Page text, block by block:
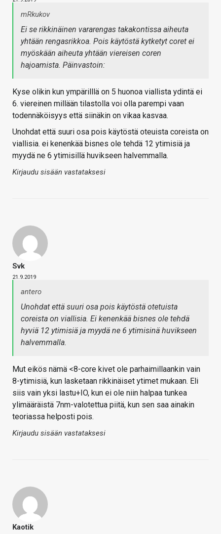
mRkukov
Ei se rikkinäinen vararengas takakontissa aiheuta
yhtään rengasrikkoa. Pois käytöstä kytketyt coret ei
myöskään aiheuta yhtään viereisen coren
hajoamista. Päinvastoin:
Kyse olikin kun ympärilllä on 5 huonoa viallista ydintä ei
6. viereinen millään tilastolla voi olla parempi vaan
todennäköisyys että siinäkin on vikaa kasvaa.
Unohdat että suuri osa pois käytöstä oteuista coreista on
viallisia. ei kenenkää bisnes ole tehdä 12 ytimisiä ja
myydä ne 6 ytimisillä huvikseen halvemmalla.
Kirjaudu sisään vastataksesi
Svk
21.9.2019
antero
Unohdat että suuri osa pois käytöstä otetuista
coreista on viallisia. Ei kenenkää bisnes ole tehdä
hyviä 12 ytimisiä ja myydä ne 6 ytimisinä huvikseen
halvemmalla.
Mut eikös nämä <8-core kivet ole parhaimillaankin vain
8-ytimisiä, kun lasketaan rikkinäiset ytimet mukaan. Eli
siis vain yksi lastu+IO, kun ei ole niin halpaa tunkea
ylimääräistä 7nm-valotettua piitä, kun sen saa ainakin
teoriassa helposti pois.
Kirjaudu sisään vastataksesi
Kaotik